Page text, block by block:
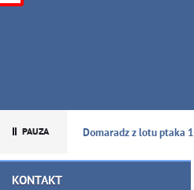
Domaradz z lotu ptaka 1
KONTAKT